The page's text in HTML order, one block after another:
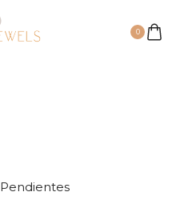
0
Pendientes